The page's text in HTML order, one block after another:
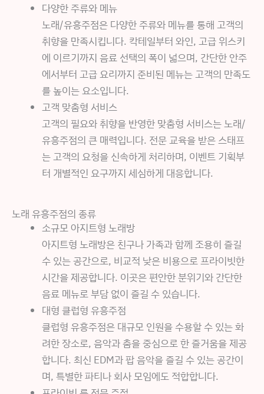
다양한 주류와 메뉴
노래/유흥주점은 다양한 주류와 메뉴를 통해 고객의
취향을 만족시킵니다. 칵테일부터 와인, 고급 위스키
에 이르기까지 음료 선택의 폭이 넓으며, 간단한 안주
에서부터 고급 요리까지 준비된 메뉴는 고객의 만족도
를 높이는 요소입니다.
고객 맞춤형 서비스
고객의 필요와 취향을 반영한 맞춤형 서비스는 노래/
유흥주점의 큰 매력입니다. 전문 교육을 받은 스태프
는 고객의 요청을 신속하게 처리하며, 이벤트 기획부
터 개별적인 요구까지 세심하게 대응합니다.
노래 유흥주점의 종류
소규모 아지트형 노래방
아지트형 노래방은 친구나 가족과 함께 조용히 즐길
수 있는 공간으로, 비교적 낮은 비용으로 프라이빗한
시간을 제공합니다. 이곳은 편안한 분위기와 간단한
음료 메뉴로 부담 없이 즐길 수 있습니다.
대형 클럽형 유흥주점
클럽형 유흥주점은 대규모 인원을 수용할 수 있는 화
려한 장소로, 음악과 춤을 중심으로 한 즐거움을 제공
합니다. 최신 EDM과 팝 음악을 즐길 수 있는 공간이
며, 특별한 파티나 회사 모임에도 적합합니다.